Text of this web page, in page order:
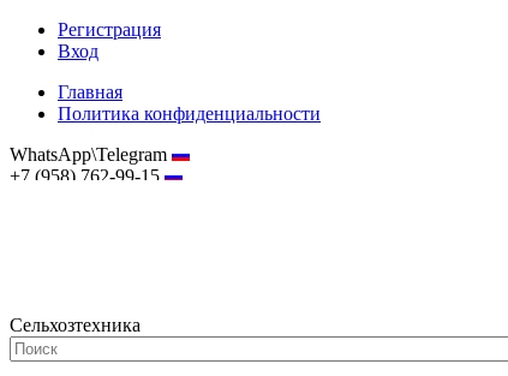
Регистрация
Вход
Главная
Политика конфиденциальности
WhatsApp\Telegram
+7 (958) 762-99-15
Сельхозтехника